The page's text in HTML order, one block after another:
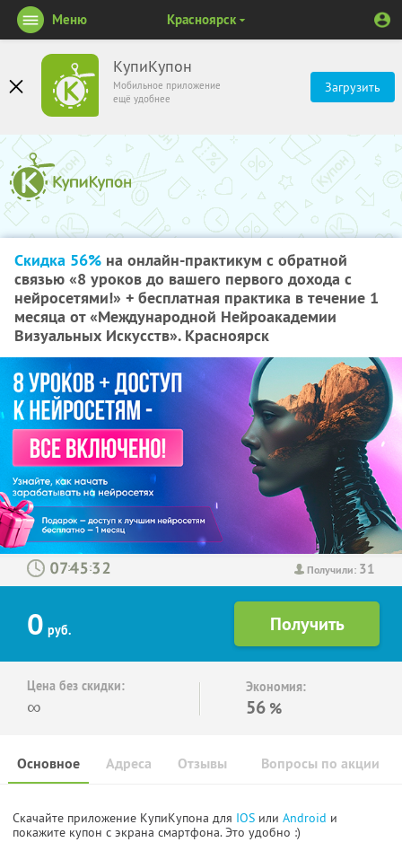
КупиКупон
Мобильное приложение
ещё удобнее
Загрузить
Меню Красноярск
Скидка 56% на онлайн-практикум с обратной
связью «8 уроков до вашего первого дохода с
нейросетями!» + бесплатная практика в течение 1
месяца от «Международной Нейроакадемии
Визуальных Искусств». Красноярск
Получили: 31
: :
0 руб.
Цена без скидки:
∞
Экономия:
56 %
Основное Отзывы Вопросы по акции
Адреса
Скачайте приложение КупиКупона для IOS или Android и
покажите купон с экрана смартфона. Это удобно :)